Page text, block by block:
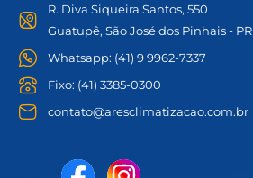
R. Diva Siqueira Santos, 550
Guatupê, São José dos Pinhais - PR
Whatsapp: (41) 9 9962-7337
Fixo: (41) 3385-0300
contato@aresclimatizacao.com.br